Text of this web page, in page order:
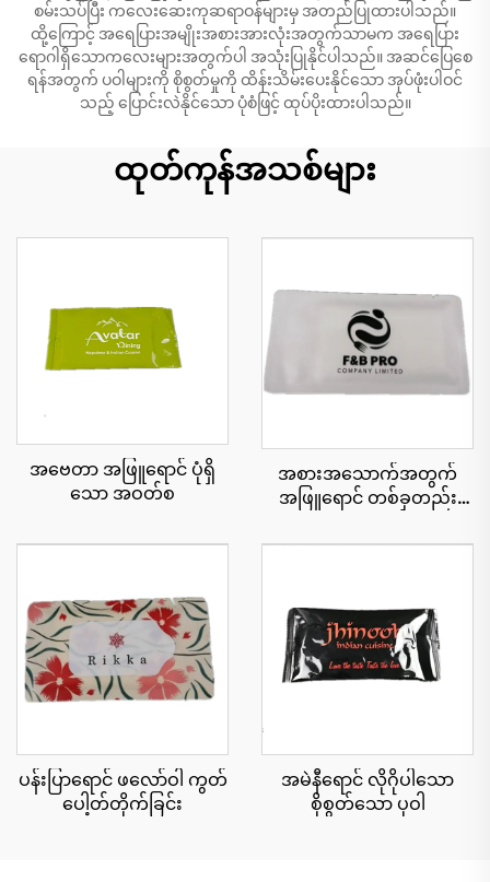
စမ်းသပ်ပြီး ကလေးဆေးကုဆရာဝန်များမှ အတည်ပြုထားပါသည်။
ထို့ကြောင့် အရေပြားအမျိုးအစားအားလုံးအတွက်သာမက အရေပြား
ရောဂါရှိသောကလေးများအတွက်ပါ အသုံးပြုနိုင်ပါသည်။ အဆင်ပြေစေ
ရန်အတွက် ပဝါများကို စိုစွတ်မှုကို ထိန်းသိမ်းပေးနိုင်သော အုပ်ဖုံးပါဝင်
သည့် ပြောင်းလဲနိုင်သော ပုံစံဖြင့် ထုပ်ပိုးထားပါသည်။
ထုတ်ကုန်အသစ်များ
အဗေတာ အဖြူရောင် ပုံရှိ
သော အဝတ်စ
အစားအသောက်အတွက်
အဖြူရောင် တစ်ခုတည်း
ပန်းပြာရောင် ဖလော်ဝါ ကွတ်
ပေါ့တ်တိုက်ခြင်း
အမဲနီရောင် လိုဂိုပါသော
စိုစွတ်သော ပုဝါ